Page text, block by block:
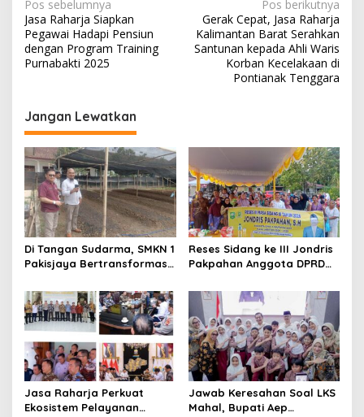
N
a
v
a
s
i
p
o
s
Pos sebelumnya
Jasa Raharja Siapkan
Pegawai Hadapi Pensiun
dengan Program Training
Purnabakti 2025
Pos berikutnya
Gerak Cepat, Jasa Raharja
Kalimantan Barat Serahkan
Santunan kepada Ahli Waris
Korban Kecelakaan di
Pontianak Tenggara
Jangan Lewatkan
Di Tangan Sudarma, SMKN 1
Pakisjaya Bertransformasi
Modern, Produktif, dan
Berdaya Saing
Reses Sidang ke III Jondris
Pakpahan Anggota DPRD
Keluhkan Lampu Jalan
Jasa Raharja Perkuat
Ekosistem Pelayanan
Jawab Keresahan Soal LKS
Mahal, Bupati Aep